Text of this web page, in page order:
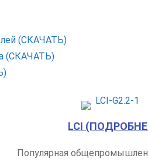
(СКАЧАТЬ)
(СКАЧАТЬ)
LCI
Популярная